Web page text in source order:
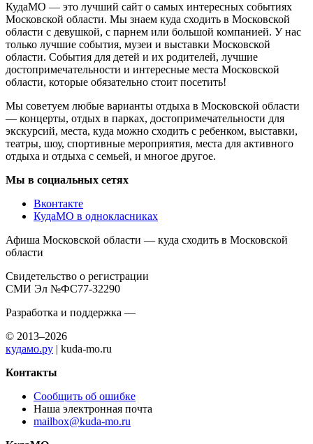
КудаМО — это лучший сайт о самых интересных событиях
Московской области. Мы знаем куда сходить в Московской
области с девушкой, с парнем или большой компанией. У нас
только лучшие события, музеи и выставки Московской
области. События для детей и их родителей, лучшие
достопримечательности и интересные места Московской
области, которые обязательно стоит посетить!
Мы советуем любые варианты отдыха в Московской области
— концерты, отдых в парках, достопримечательности для
экскурсий, места, куда можно сходить с ребенком, выставки,
театры, шоу, спортивные мероприятия, места для активного
отдыха и отдыха с семьей, и многое другое.
Мы в социальных сетях
Вконтакте
КудаМО в однокласниках
Афиша Московской области — куда сходить в Московской
области
Свидетельство о регистрации
СМИ Эл №ФС77-32290
Разработка и поддержка —
© 2013–2026
кудамо.ру | kuda-mo.ru
Контакты
Сообщить об ошибке
Наша электронная почта
mailbox@kuda-mo.ru